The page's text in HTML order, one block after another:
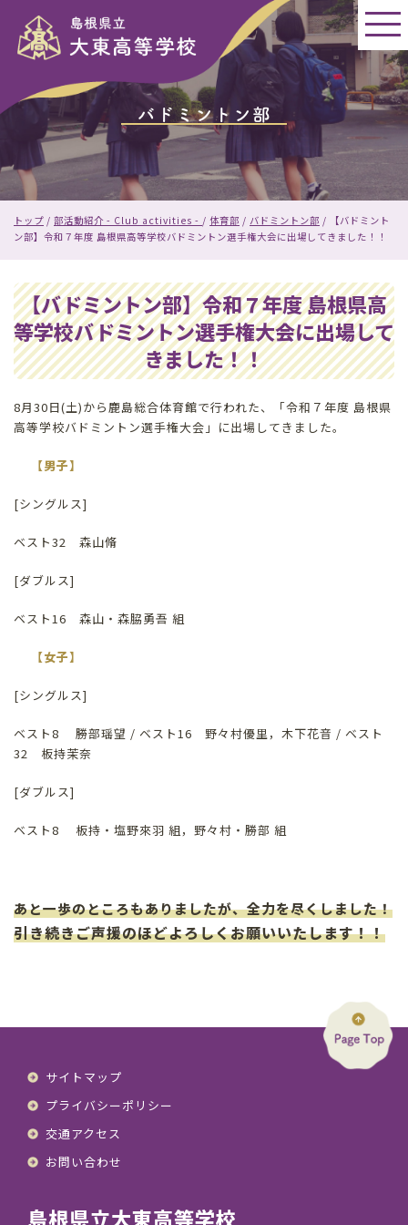
バドミントン部
現
在
置：
トップ / 部活動紹介 - Club activities - / 体育部 / バドミントン部 /
【バドミント
ン部】令和７年度 島根県高等学校バドミントン選手権大会に出場してきました！！
【バドミントン部】令和７年度 島根県高
等学校バドミントン選手権大会に出場して
きました！！
8月30日(土)から鹿島総合体育館で行われた、「令和７年度 島根県
高等学校バドミントン選手権大会」に出場してきました。
【男子】
[シングルス]
ベスト32 森山脩
[ダブルス]
ベスト16 森山・森脇勇吾 組
【女子】
[シングルス]
ベスト8 勝部瑶望 / ベスト16 野々村優里，木下花音 / ベスト
32 板持茉奈
[ダブルス]
ベスト8 板持・塩野來羽 組，野々村・勝部 組
あと一歩のところもありましたが、全力を尽くしました！
引き続きご声援のほどよろしくお願いいたします！！
サイトマップ
プライバシーポリシー
交通アクセス
お問い合わせ
島根県立大東高等学校